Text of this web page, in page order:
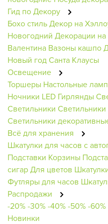
Гид по Декору
Бохо стильДекор на
Новогодний Декорации
Валентина Вазоны кашпо
Новый годСанта Клаусы
Освещение
Торшеры Настольные
Ночники LED Гирлянды
Светильники
Светильники
Всё для хранения
Шкатулки для часов с
Подставки Корзины
сигарДля цветов
Футляры для часов
Распродажи
-20%-30%-40%-50%-60%
Новинки